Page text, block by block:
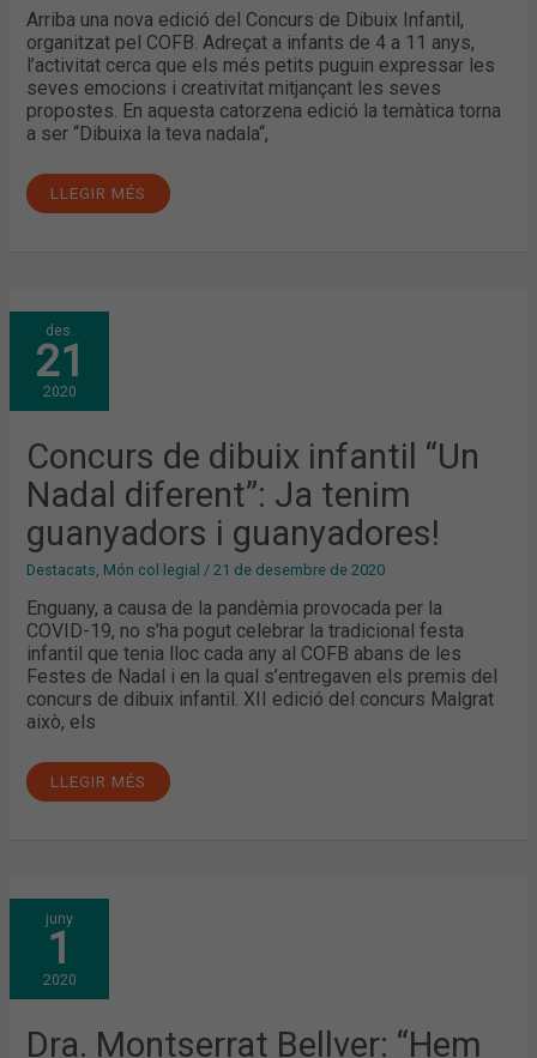
Arriba una nova edició del Concurs de Dibuix Infantil,
organitzat pel COFB. Adreçat a infants de 4 a 11 anys,
l’activitat cerca que els més petits puguin expressar les
seves emocions i creativitat mitjançant les seves
propostes. En aquesta catorzena edició la temàtica torna
a ser “Dibuixa la teva nadala“,
LLEGIR MÉS
des.
21
2020
Concurs de dibuix infantil “Un
Nadal diferent”: Ja tenim
guanyadors i guanyadores!
Destacats Món col·legial /21 de desembre de 2020
Enguany, a causa de la pandèmia provocada per la
COVID-19, no s’ha pogut celebrar la tradicional festa
infantil que tenia lloc cada any al COFB abans de les
Festes de Nadal i en la qual s’entregaven els premis del
concurs de dibuix infantil. XII edició del concurs Malgrat
això, els
CONCURS
DE
DIBUIX
INFANTIL
“UN
NADAL
DIFERENT”:
GUANYADORS
I
GUANYADORES!
LLEGIR MÉS
juny
1
2020
Dra. Montserrat Bellver: “Hem
DRA.
MONTSERRAT
BELLVER:
DE
FER
ACTIVITAT
SEDENTARISME